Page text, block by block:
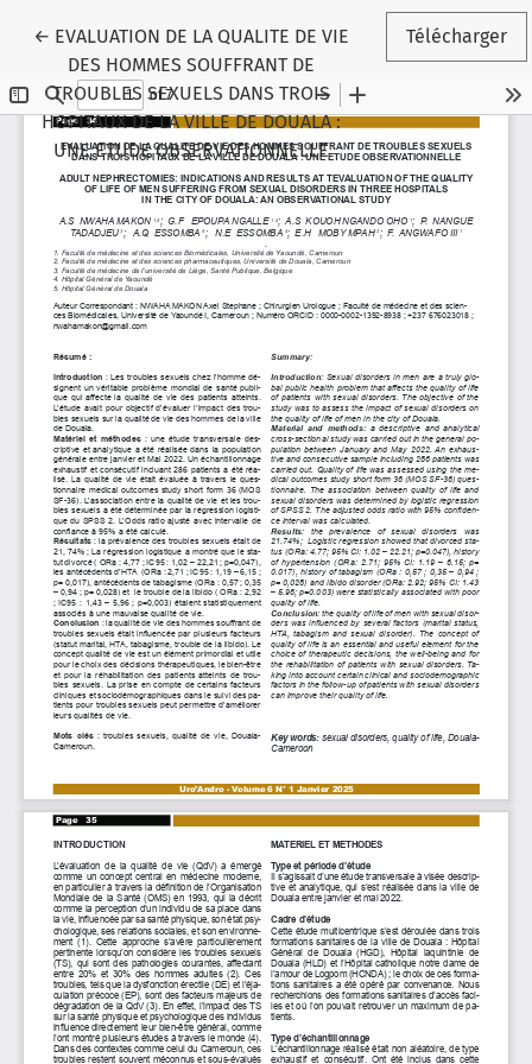
← Retourner aux informations sur l'article
EVALUATION DE LA QUALITE DE VIE
DES HOMMES SOUFFRANT DE
TROUBLES SEXUELS DANS TROIS
HOPITAUX DE LA VILLE DE DOUALA :
UNE ETUDE OBSERVATIONNELLE
Télécharger